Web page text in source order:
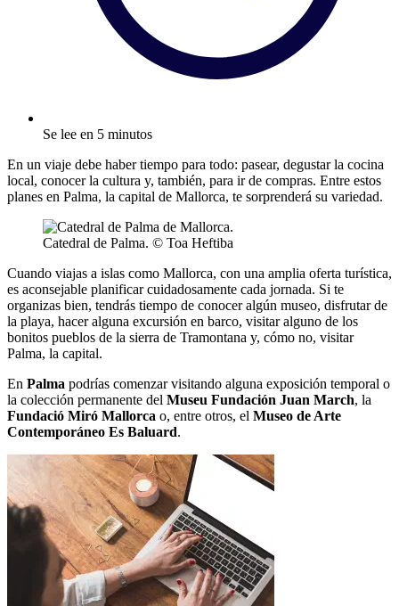
Se lee en 5 minutos
En un viaje debe haber tiempo para todo: pasear, degustar la cocina
local, conocer la cultura y, también, para ir de compras. Entre estos
planes en Palma, la capital de Mallorca, te sorprenderá su variedad.
Catedral de Palma. © Toa Heftiba
Cuando viajas a islas como Mallorca, con una amplia oferta turística,
es aconsejable planificar cuidadosamente cada jornada. Si te
organizas bien, tendrás tiempo de conocer algún museo, disfrutar de
la playa, hacer alguna excursión en barco, visitar alguno de los
bonitos pueblos de la sierra de Tramontana y, cómo no, visitar
Palma, la capital.
En Palma podrías comenzar visitando alguna exposición temporal o
la colección permanente del Museu Fundación Juan March, la
Fundació Miró Mallorca o, entre otros, el Museo de Arte
Contemporáneo Es Baluard.